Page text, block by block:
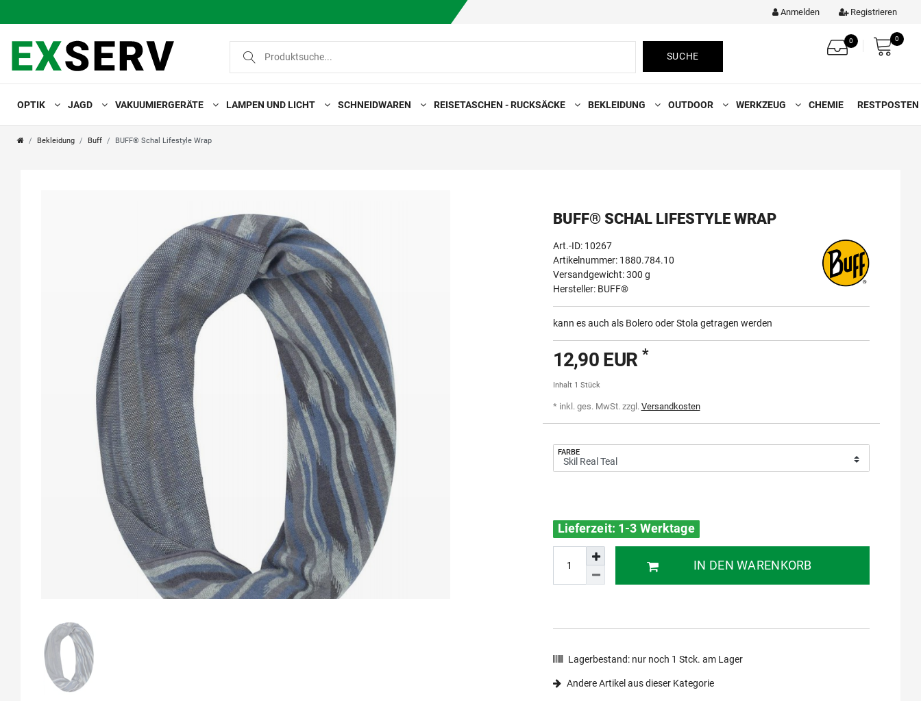
Anmelden Registrieren
SUCHE
0 0
OPTIK JAGD VAKUUMIERGERÄTE LAMPEN UND LICHT SCHNEIDWAREN REISETASCHEN - RUCKSÄCKE BEKLEIDUNG OUTDOOR WERKZEUG CHEMIE RESTPOSTEN
Bekleidung Buff BUFF® Schal Lifestyle Wrap
BUFF® SCHAL LIFESTYLE WRAP
Art.-ID: 10267
Artikelnummer: 1880.784.10
Versandgewicht: 300 g
Hersteller: BUFF®
kann es auch als Bolero oder Stola getragen werden
12,90 EUR *
Inhalt 1 Stück
* inkl. ges. MwSt. zzgl. Versandkosten
FARBE
Lieferzeit: 1-3 Werktage
IN DEN WARENKORB
Lagerbestand: nur noch 1 Stck. am Lager
Andere Artikel aus dieser Kategorie